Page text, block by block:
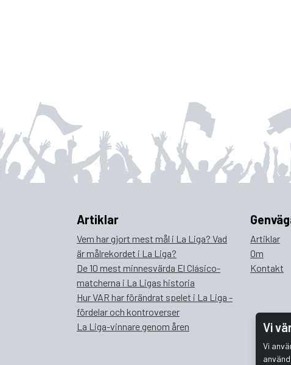
Vi
Vi
Artiklar
Vem har gjort mest mål i La Liga? Vad
är målrekordet i La Liga?
De 10 mest minnesvärda El Clásico-
matcherna i La Ligas historia
Hur VAR har förändrat spelet i La Liga -
fördelar och kontroverser
La Liga-vinnare genom åren
Artiklar
Om
Kontakt